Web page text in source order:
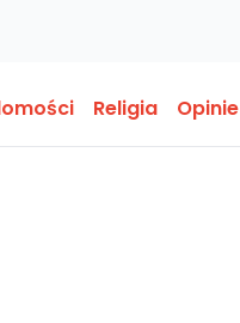
Religia Opinie